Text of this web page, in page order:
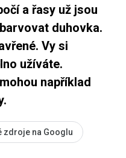
a řasy už jsou
duhovka.
Vy si
užíváte.
například
zdroje na Googlu